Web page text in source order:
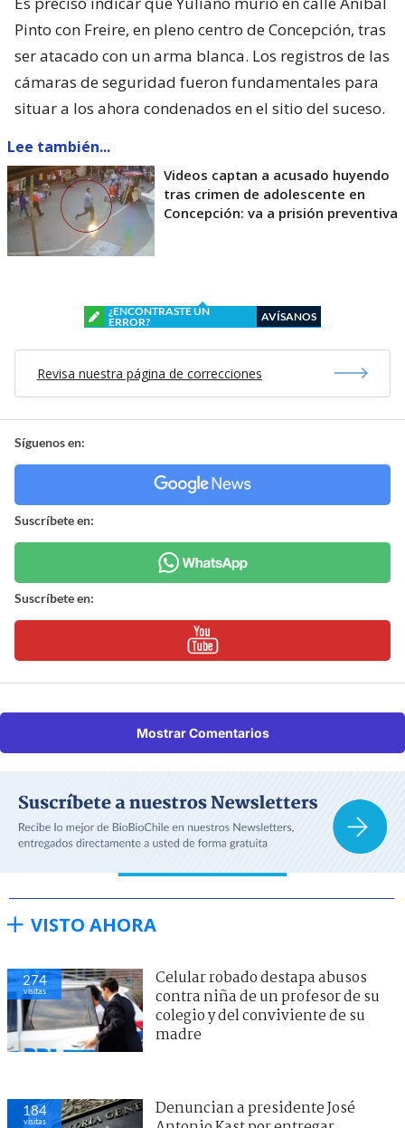
Pinto con Freire, en pleno centro de Concepción, tras
ser atacado con un arma blanca. Los registros de las
cámaras de seguridad fueron fundamentales para
situar a los ahora condenados en el sitio del suceso.
Lee también...
Videos captan a acusado huyendo
tras crimen de adolescente en
Concepción: va a prisión preventiva
¿ENCONTRASTE UN
ERROR?
AVÍSANOS
Revisa nuestra página de correcciones
Síguenos en:
Suscríbete en:
Suscríbete en:
Mostrar Comentarios
VISTO AHORA
274
visitas
Celular robado destapa abusos
contra niña de un profesor de su
colegio y del conviviente de su
madre
184
visitas
Denuncian a presidente José